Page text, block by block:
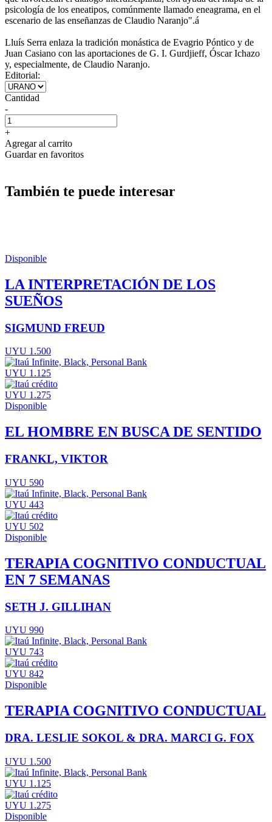
psicología de los eneatipos, comúnmente llamado eneagrama, en el
escenario de las enseñanzas de Claudio Naranjo".á
Lluís Serra enlaza la tradición monástica de Evagrio Póntico y de
Juan Casiano con las aportaciones de G. I. Gurdjieff, Óscar Ichazo
y, especialmente, de Claudio Naranjo.
Editorial:
Cantidad
-
+
Agregar al carrito
Guardar en favoritos
También te puede interesar
Disponible
LA INTERPRETACIÓN DE LOS
SUEÑOS
SIGMUND FREUD
UYU 1.500
UYU 1.125
UYU 1.275
Disponible
EL HOMBRE EN BUSCA DE SENTIDO
FRANKL, VIKTOR
UYU 590
UYU 443
UYU 502
Disponible
TERAPIA COGNITIVO CONDUCTUAL
EN 7 SEMANAS
SETH J. GILLIHAN
UYU 990
UYU 743
UYU 842
Disponible
TERAPIA COGNITIVO CONDUCTUAL
DRA. LESLIE SOKOL & DRA. MARCI G. FOX
UYU 1.500
UYU 1.125
UYU 1.275
Disponible